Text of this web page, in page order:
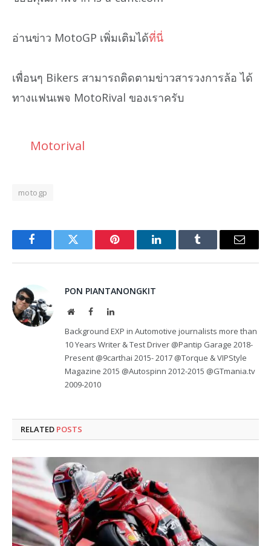
อ่านข่าว MotoGP เพิ่มเติมได้ที่นี่
เพื่อนๆ Bikers สามารถติดตามข่าวสารวงการล้อ ได้
ทางแฟนเพจ MotoRival ของเราครับ
Motorival
motogp
FacebookTwitter Pinterest LinkedInTumblr Email
PON PIANTANONGKIT
WebsiteFacebookLinkedIn
Background EXP in Automotive journalists more than
10 Years Writer & Test Driver @Pantip Garage 2018-
Present @9carthai 2015- 2017 @Torque & VIPStyle
Magazine 2015 @Autospinn 2012-2015 @GTmania.tv
2009-2010
RELATED POSTS